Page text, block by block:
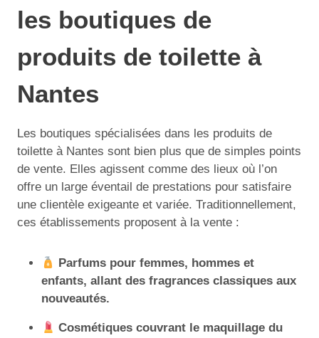
les boutiques de
produits de toilette à
Nantes
Les boutiques spécialisées dans les produits de
toilette à Nantes sont bien plus que de simples points
de vente. Elles agissent comme des lieux où l’on
offre un large éventail de prestations pour satisfaire
une clientèle exigeante et variée. Traditionnellement,
ces établissements proposent à la vente :
Parfums pour femmes, hommes et
enfants, allant des fragrances classiques aux
nouveautés.
Cosmétiques couvrant le maquillage du